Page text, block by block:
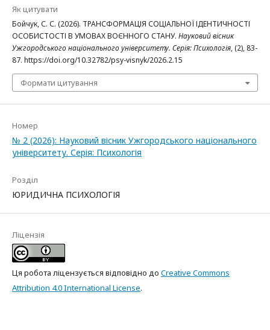
Як цитувати
Бойчук, С. С. (2026). ТРАНСФОРМАЦІЯ СОЦІАЛЬНОЇ ІДЕНТИЧНОСТІ
ОСОБИСТОСТІ В УМОВАХ ВОЄННОГО СТАНУ. Науковий вісник
Ужгородського національного університету. Серія: Психологія, (2), 83-
87. https://doi.org/10.32782/psy-visnyk/2026.2.15
Формати цитування
Номер
№ 2 (2026): Науковий вісник Ужгородського національного
університету. Серія: Психологія
Розділ
ЮРИДИЧНА ПСИХОЛОГІЯ
Ліцензія
Ця робота ліцензується відповідно до Creative Commons
Attribution 4.0 International License.